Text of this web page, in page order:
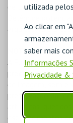
utilizada
Ao clicar em
saber mais
Informações
Privacidade &
de Lisboa,
arquitetura e artes
NOTA
A Fundação
proceder à
de imagem, som e
preservação da
artísticas, quer dos
esclarecimentos